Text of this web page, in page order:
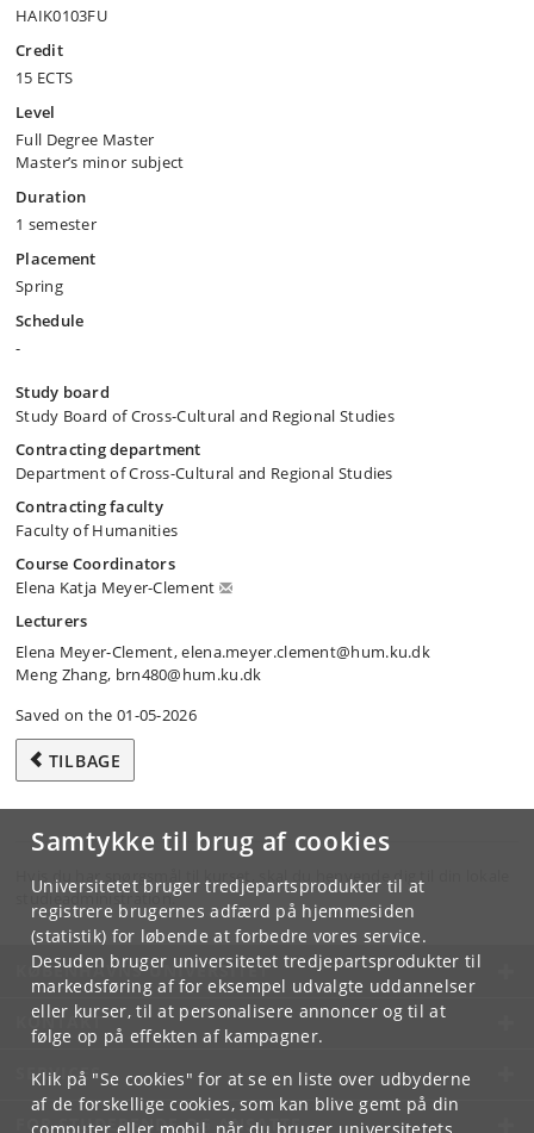
Samtykke til brug af cookies
Universitetet bruger tredjepartsprodukter til at
registrere brugernes adfærd på hjemmesiden
(statistik) for løbende at forbedre vores service.
Desuden bruger universitetet tredjepartsprodukter til
markedsføring af for eksempel udvalgte uddannelser
eller kurser, til at personalisere annoncer og til at
følge op på effekten af kampagner.
Klik på "Se cookies" for at se en liste over udbyderne
af de forskellige cookies, som kan blive gemt på din
HAIK0103FU
Credit
15 ECTS
Level
Full Degree Master
Master’s minor subject
Duration
1 semester
Placement
Spring
Schedule
-
Study board
Study Board of Cross-Cultural and Regional Studies
Contracting department
Department of Cross-Cultural and Regional Studies
Contracting faculty
Faculty of Humanities
Course Coordinators
Elena Katja Meyer-Clement
Lecturers
Elena Meyer-Clement, elena.meyer.clement@hum.ku.dk
Meng Zhang, brn480@hum.ku.dk
Saved on the 01-05-2026
TILBAGE
Hvis du har spørgsmål til kurset, skal du henvende dig til din lokale
studieadministration.
KØBENHAVNS UNIVERSITET
KONTAKT
SERVICES
FOR STUDERENDE OG ANSATTE